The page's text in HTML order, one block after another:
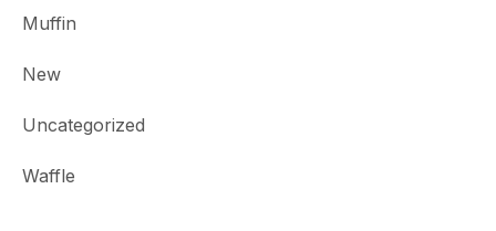
Muffin
New
Uncategorized
Waffle